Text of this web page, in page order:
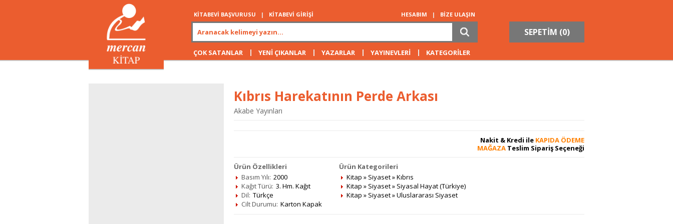
KİTABEVİ BAŞVURUSU | KİTABEVİ GİRİŞİ HESABIM | BİZE ULAŞIN
SEPETİM (0)
ÇOK SATANLAR | YENİ ÇIKANLAR | YAZARLAR | YAYINEVLERİ | KATEGORİLER
Kıbrıs Harekatının Perde Arkası
Akabe Yayınları
Nakit & Kredi ile KAPIDA ÖDEME
MAĞAZA Teslim Sipariş Seçeneği
Ürün Özellikleri
Basım Yılı: 2000
Kağıt Türü: 3. Hm. Kağıt
Dil: Türkçe
Cilt Durumu: Karton Kapak
Ürün Kategorileri
Kitap » Siyaset»Kıbrıs
Kitap » Siyaset» Siyasal Hayat (Türkiye)
Kitap » Siyaset»Uluslararası Siyaset